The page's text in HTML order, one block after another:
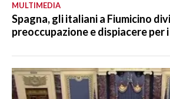
MULTIMEDIA
Spagna, gli italiani a Fiumicino
preoccupazione e dispiacere per